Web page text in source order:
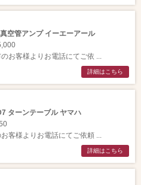
空管アンプ イーエーアール
お客様よりお電話にてご依 ...
詳細はこちら
ターンテーブル ヤマハ
客様よりお電話にてご依頼 ...
詳細はこちら